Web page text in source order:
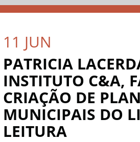
11 JUN
PATRICIA
INSTITUTO C&A,
CRIAÇÃO DE
MUNICIPAIS DO
LEITURA